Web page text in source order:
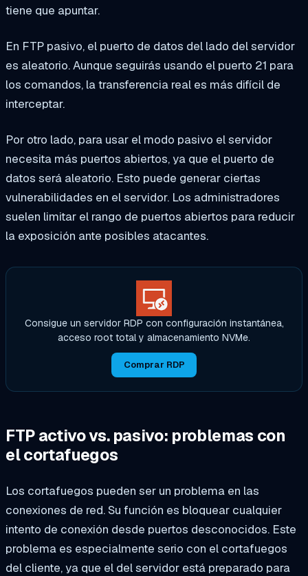
tiene que apuntar.
En FTP pasivo, el puerto de datos del lado del servidor
es aleatorio. Aunque seguirás usando el puerto 21 para
los comandos, la transferencia real es más difícil de
interceptar.
Por otro lado, para usar el modo pasivo el servidor
necesita más puertos abiertos, ya que el puerto de
datos será aleatorio. Esto puede generar ciertas
vulnerabilidades en el servidor. Los administradores
suelen limitar el rango de puertos abiertos para reducir
la exposición ante posibles atacantes.
Consigue un servidor RDP con configuración instantánea,
acceso root total y almacenamiento NVMe.
Comprar RDP
FTP activo vs. pasivo: problemas con
el cortafuegos
Los cortafuegos pueden ser un problema en las
conexiones de red. Su función es bloquear cualquier
intento de conexión desde puertos desconocidos. Este
problema es especialmente serio con el cortafuegos
del cliente, ya que el del servidor está preparado para